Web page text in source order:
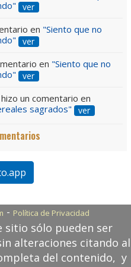
ver
en "Siento que no
ver
en "Siento que no
ver
hizo un comentario en
sagrados"
ver
- Política de Privacidad
sitio sólo pueden ser
alteraciones citando al
del contenido, y